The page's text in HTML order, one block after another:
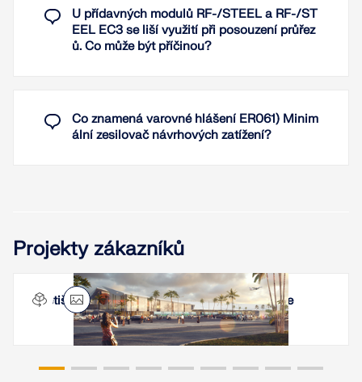
jednotlivé zatěžovací stavy, kombinace zatížení a
kombinace výsledků různým návrhovým situacím.
Odpovídající mezní hodnoty jsou přednastaveny v
Přečíst si více
U přídavných modulů RF-/STEEL a RF-/ST
EEL EC3 se liší využití při posouzení průřez
ů. Co může být příčinou?
Co znamená varovné hlášení ER061) Minim
ální zesilovač návrhových zatížení?
Projekty zákazníků
Letiště Aimého Césaira na Martiniku, Francie